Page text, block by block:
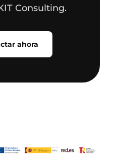
Consulting.
ahora